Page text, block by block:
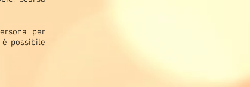
per
possibile